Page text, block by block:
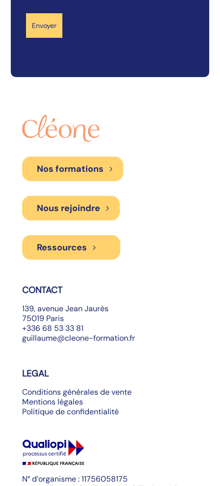
Nos formations
Nous rejoindre
Ressources
CONTACT
139, avenue Jean Jaurès
75019 Paris
+336 68 53 33 81
guillaume@cleone-formation.fr
LEGAL
Conditions générales de vente
Mentions légales
Politique de confidentialité
N° d’organisme : 11756058175